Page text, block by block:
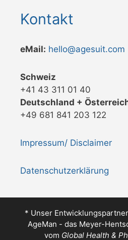
Kontakt
eMail: hello@agesuit.com
Schweiz
+41 43 311 01 40
Deutschland +
+49 681 841 203 122
Impressum/ Disclaimer
Datenschutzerklärung
* Unser
AgeMan - das Meyer-
vom Global Health &